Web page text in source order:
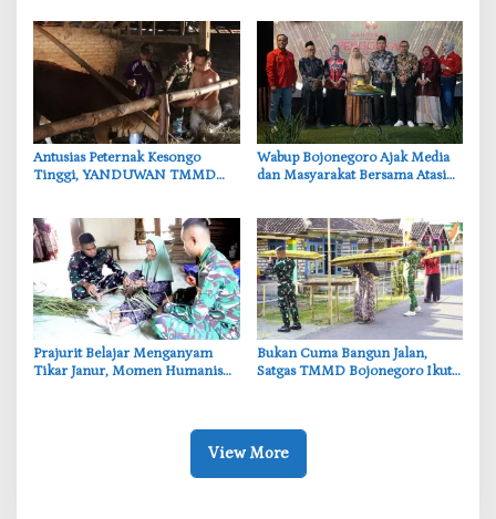
‎Antusias Peternak Kesongo
Tinggi, YANDUWAN TMMD
Wabup Bojonegoro Ajak Media
dan Masyarakat Bersama Atasi
‎Prajurit Belajar Menganyam
Tikar Janur, Momen Humanis
‎Bukan Cuma Bangun Jalan,
Satgas TMMD Bojonegoro Ikut
View More